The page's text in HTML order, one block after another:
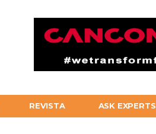
REVISTA ASK EXPERTS